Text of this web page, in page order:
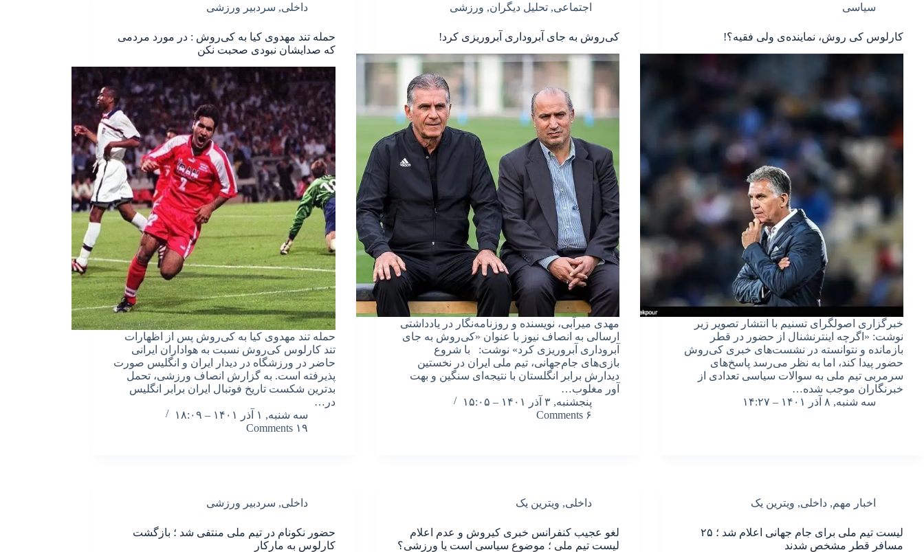
سیاسی
کارلوس کی روش، نماینده‌ی ولی فقیه؟!
خبرگزاری اصولگرای تسنیم با انتشار تصویر زیر
نوشت: «اگرچه اینترنشنال از حضور در قطر
بازمانده و نتوانسته در نشست‌های خبری کی‌روش
حضور پیدا کند، اما به نظر می‌رسد پاسخ‌های
سرمربی تیم ملی به سوالات سیاسی تعدادی از
خبرنگاران موجب شده…
سه شنبه, ۸ آذر ۱۴۰۱ – ۱۴:۲۷
اجتماعی,تحلیل دیگران, ورزشی
کی‌روش به جای آبروداری آبروریزی کرد!
مهدی میرآبی، نویسنده و روزنامه‌نگار در یادداشتی
ارسالی به انصاف نیوز با عنوان «کی‌روش به جای
آبروداری آبروریزی کرد» نوشت: با شروع
بازی‌های جام‌جهانی، تیم ملی ایران در نخستین
دیدارش برابر انگلستان با نتیجه‌ای سنگین و بهت
آور مغلوب…
پنجشنبه, ۳ آذر ۱۴۰۱ – ۱۵:۰۵
۶ Comments
داخلی, سردبیر ورزشی
حمله تند مهدوی کیا به کی‌روش : در مورد مردمی
که صدایشان نبودی صحبت نکن
حمله تند مهدوی کیا به کی‌روش پس از اظهارات
تند کارلوس کی‌روش نسبت به هواداران ایرانی
حاضر در ورزشگاه در دیدار ایران و انگلیس صورت
پذیرفته است. به گزارش انصاف ورزشی، تحمل
بدترین شکست تاریخ فوتبال ایران برابر انگلیس
در…
سه شنبه, ۱ آذر ۱۴۰۱ – ۱۸:۰۹
۱۹ Comments
اخبار مهم, داخلی, ویترین یک
لیست تیم ملی برای جام جهانی اعلام شد ؛ ۲۵
مسافر قطر مشخص شدند
داخلی, ویترین یک
لغو عجیب کنفرانس خبری کیروش و عدم اعلام
لیست تیم ملی ؛ موضوع سیاسی است یا ورزشی؟
داخلی, سردبیر ورزشی
حضور نکونام در تیم ملی منتفی شد ؛ بازگشت
کارلوس به مارکار